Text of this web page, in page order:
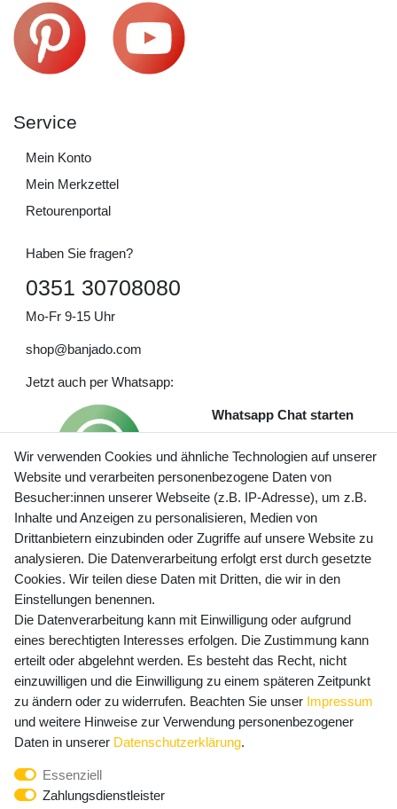
Service
Mein Konto
Mein Merkzettel
Retourenportal
Haben Sie fragen?
0351 30708080
Mo-Fr 9-15 Uhr
shop@banjado.com
Jetzt auch per Whatsapp:
Whatsapp Chat starten
Preisangaben inkl. gesetzl. MwSt. und zzgl. Service- und
Versandkosten
Newsletter Anmeldung - Keine Angebote
mehr verpassen!
E-MAIL **
Newsletter
Honig
Hiermit bestätige ich, dass ich dieDaten­schutz­erklärung
widerrufen.**
Wir verwenden Cookies und ähnliche Technologien auf unserer
Website und verarbeiten personenbezogene Daten von
Besucher:innen unserer Webseite (z.B. IP-Adresse), um z.B.
Inhalte und Anzeigen zu personalisieren, Medien von
Drittanbietern einzubinden oder Zugriffe auf unsere Website zu
analysieren. Die Datenverarbeitung erfolgt erst durch gesetzte
Cookies. Wir teilen diese Daten mit Dritten, die wir in den
Einstellungen benennen.
Die Datenverarbeitung kann mit Einwilligung oder aufgrund
eines berechtigten Interesses erfolgen. Die Zustimmung kann
erteilt oder abgelehnt werden. Es besteht das Recht, nicht
einzuwilligen und die Einwilligung zu einem späteren Zeitpunkt
zu ändern oder zu widerrufen. Beachten Sie unser Impressum
und weitere Hinweise zur Verwendung personenbezogener
Daten in unserer Daten­schutz­erklärung.
Essenziell
Zahlungsdienstleister